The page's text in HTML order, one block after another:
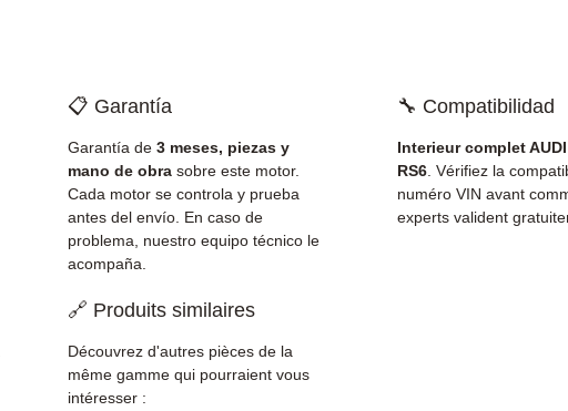
📋 Garantía
Garantía de 3 meses, piezas y
mano de obra sobre este motor.
Cada motor se controla y prueba
antes del envío. En caso de
problema, nuestro equipo técnico le
acompaña.
🔧 Compatibilidad
Interieur complet
RS6 . Vérifiez la
numéro VIN avant
experts valident
🔗 Produits similaires
Découvrez d'autres pièces de la
même gamme qui pourraient vous
intéresser :